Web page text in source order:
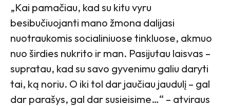
„Kai pamačiau, kad su kitu vyru
besibučiuojanti mano žmona dalijasi
nuotraukomis socialiniuose tinkluose, akmuo
nuo širdies nukrito ir man. Pasijutau laisvas –
supratau, kad su savo gyvenimu galiu daryti
tai, ką noriu. O iki tol dar jaučiau jaudulį – gal
dar parašys, gal dar susieisime…“ – atviraus